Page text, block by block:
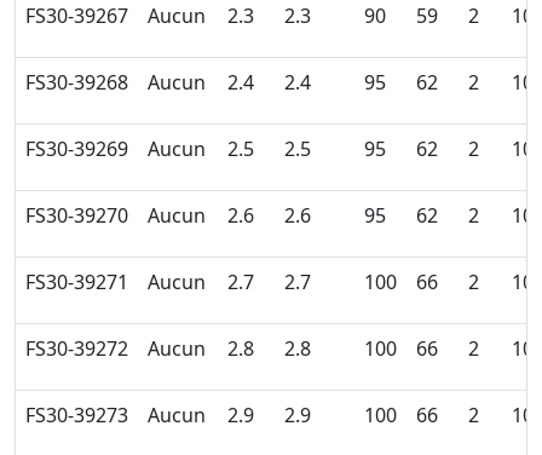
FS30-39267 Aucun 2.3 2.3 90 59 2 10
FS30-39268 Aucun 2.4 2.4 95 62 2 10
FS30-39269 Aucun 2.5 2.5 95 62 2 10
FS30-39270 Aucun 2.6 2.6 95 62 2 10
FS30-39271 Aucun 2.7 2.7 100 66 2 10
FS30-39272 Aucun 2.8 2.8 100 66 2 10
FS30-39273 Aucun 2.9 2.9 100 66 2 10